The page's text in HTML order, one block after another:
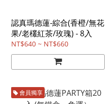
認真瑪德蓮-綜合(香橙/無花
果/老欉紅茶/玫瑰) - 8入
NT$640 ~ NT$660
會員獨享